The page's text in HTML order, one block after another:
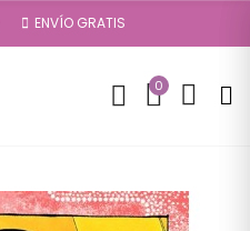
ENVÍO GRATIS
0